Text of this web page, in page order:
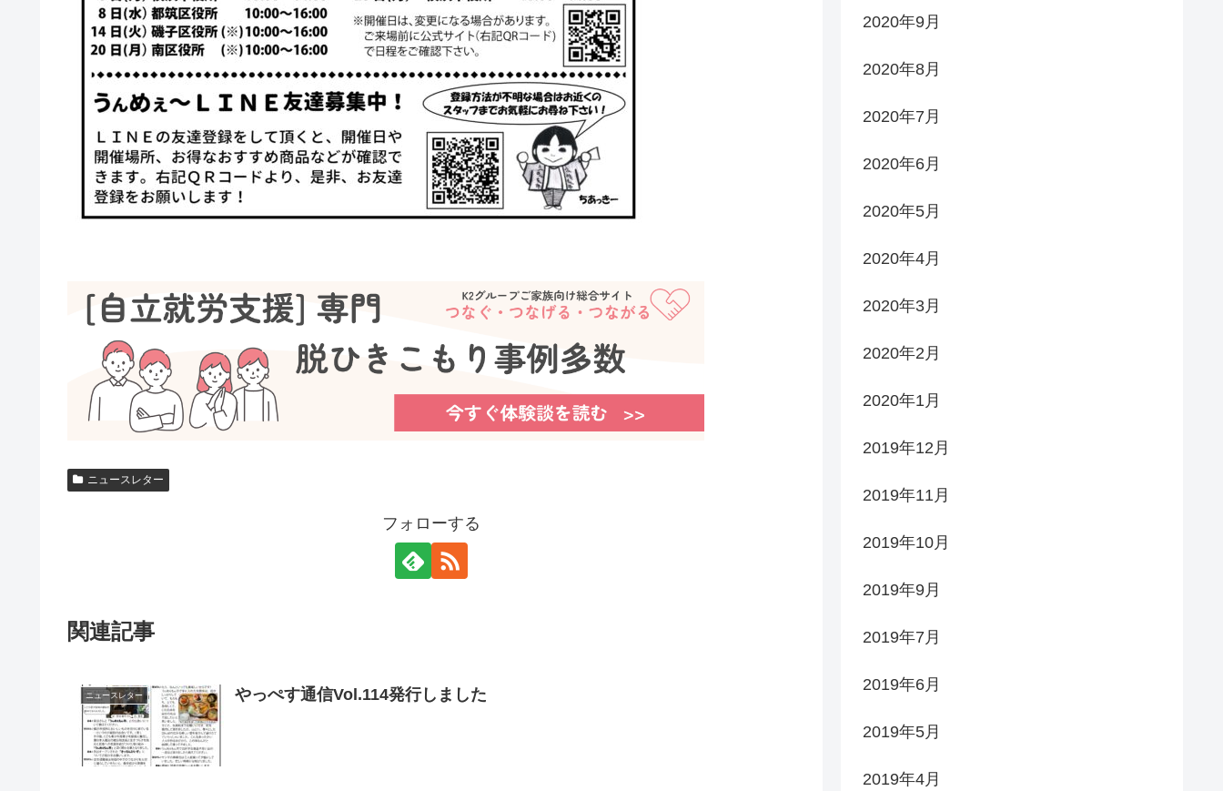
ニュースレター
フォローする
関連記事
ニュースレター やっぺす通信Vol.114発行しました
2020年9月
2020年8月
2020年7月
2020年6月
2020年5月
2020年4月
2020年3月
2020年2月
2020年1月
2019年12月
2019年11月
2019年10月
2019年9月
2019年7月
2019年6月
2019年5月
2019年4月